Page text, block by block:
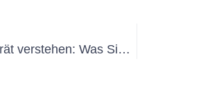
Die Kosten einer Geräteprüfung pro Gerät verstehen: Was Sie wissen müssen